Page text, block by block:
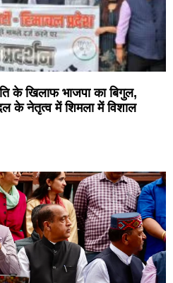
के खिलाफ भाजपा का बिगुल,
के नेतृत्व में शिमला में विशाल